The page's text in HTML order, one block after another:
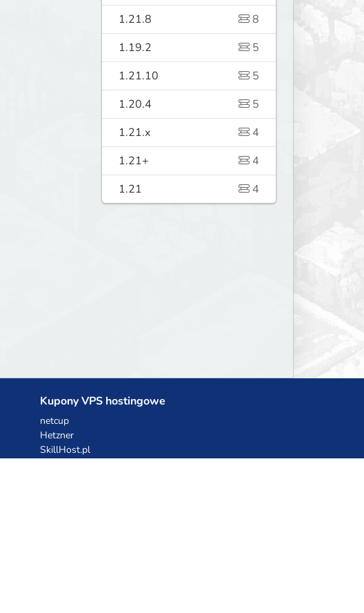
1.21.8
8
1.19.2
5
1.21.10
5
1.20.4
5
1.21.x
4
1.21+
4
1.21
4
Kupony VPS hostingowe
netcup
Hetzner
SkillHost.pl